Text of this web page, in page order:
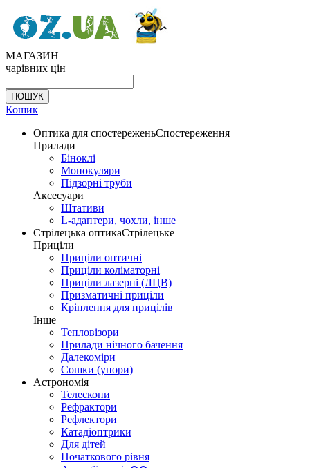
МАГАЗИН
чарівних цін
Кошик
Оптика для спостереженьСпостереження
Прилади
Біноклі
Монокуляри
Підзорні труби
Аксесуари
Штативи
L-адаптери, чохли, інше
Стрілецька оптикаСтрілецьке
Приціли
Приціли оптичні
Приціли коліматорні
Приціли лазерні (ЛЦВ)
Призматичні приціли
Кріплення для прицілів
Інше
Тепловізори
Прилади нічного бачення
Далекоміри
Сошки (упори)
Астрономія
Телескопи
Рефрактори
Рефлектори
Катадіоптрики
Для дітей
Початкового рівня